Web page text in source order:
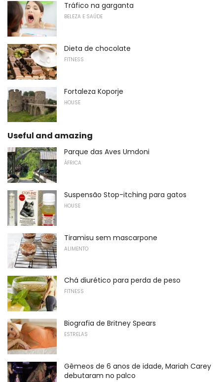
Tráfico na garganta
BELEZA E SAÚDE
Dieta de chocolate
FITNESS
Fortaleza Koporje
HOUSE
Useful and amazing
Parque das Aves Umdoni
ÁFRICA
Suspensão Stop-itching para gatos
HOUSE
Tiramisu sem mascarpone
ALIMENTO
Chá diurético para perda de peso
FITNESS
Biografia de Britney Spears
ESTRELAS
Gêmeos de 6 anos de idade, Mariah Carey
debutaram no palco